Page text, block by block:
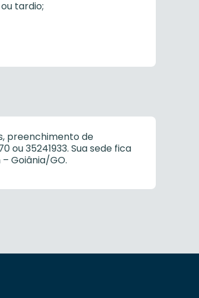
tardio;
preenchimento de
ou 35241933. Sua sede fica
Goiânia/GO.